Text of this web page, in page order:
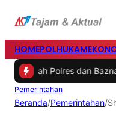
HOMEPOLHUKAM
Polres dan Baznas|#3 -
Pemerintahan
Beranda/Pemerintahan/